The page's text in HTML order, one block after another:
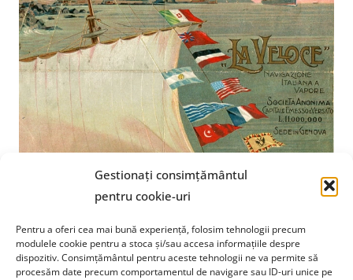
Gestionați consimțământul
pentru cookie-uri
Pentru a oferi cea mai bună experiență, folosim tehnologii precum
modulele cookie pentru a stoca și/sau accesa informațiile despre
dispozitiv. Consimțământul pentru aceste tehnologii ne va permite să
procesăm date precum comportamentul de navigare sau ID-uri unice pe
Fundația Paolo Crescipentru istoria emigrației italiene